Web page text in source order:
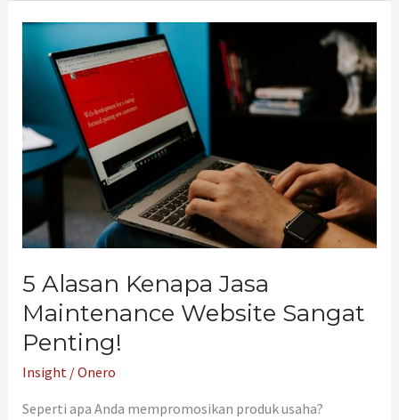
5 Alasan Kenapa Jasa
Maintenance Website Sangat
Penting!
Insight/Onero
Seperti apa Anda mempromosikan produk usaha?
Alasan
Kenapa
Maintenance
Website
Sangat
Penting!